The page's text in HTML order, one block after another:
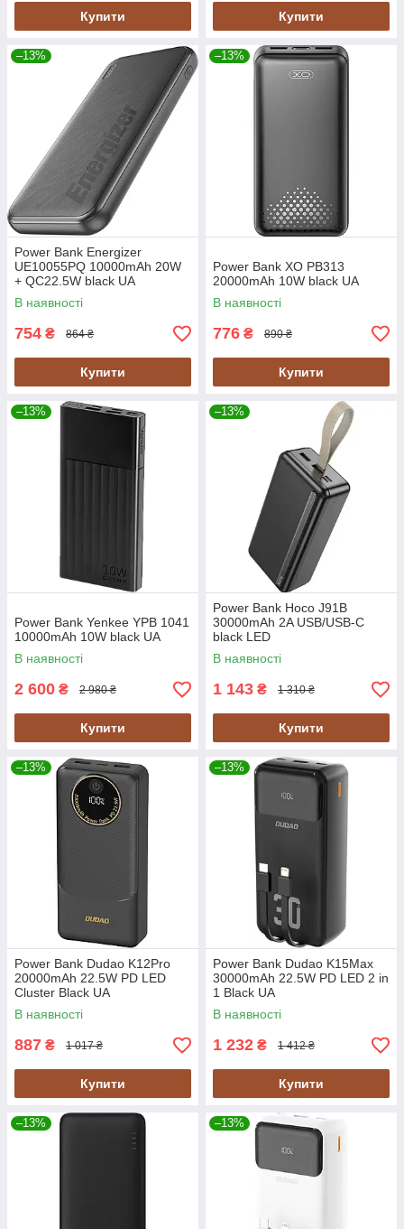
Купити Купити
–13%
Power Bank Energizer
UE10055PQ 10000mAh 20W
+ QC22.5W black UA
В наявності
754 ₴ 864 ₴
Купити
–13%
Power Bank XO PB313
20000mAh 10W black UA
В наявності
776 ₴ 890 ₴
Купити
–13%
Power Bank Yenkee YPB 1041
10000mAh 10W black UA
В наявності
2 600 ₴ 2 980 ₴
Купити
–13%
Power Bank Hoco J91B
30000mAh 2A USB/USB-C
black LED
В наявності
1 143 ₴ 1 310 ₴
Купити
–13%
Power Bank Dudao K12Pro
20000mAh 22.5W PD LED
Cluster Black UA
В наявності
887 ₴ 1 017 ₴
Купити
–13%
Power Bank Dudao K15Max
30000mAh 22.5W PD LED 2 in
1 Black UA
В наявності
1 232 ₴ 1 412 ₴
Купити
–13% –13%